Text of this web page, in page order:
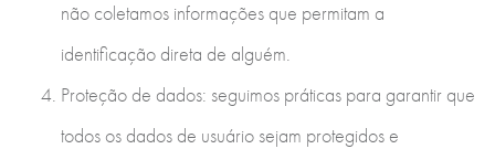
não coletamos informações que permitam a
identificação direta de alguém.
Proteção de dados: seguimos práticas para garantir que
todos os dados de usuário sejam protegidos e